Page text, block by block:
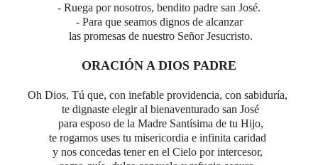
- Ruega por nosotros, bendito padre san José.
- Para que seamos dignos de alcanzar
las promesas de nuestro Señor Jesucristo.
ORACIÓN A DIOS PADRE
Oh Dios, Tú que, con inefable providencia, con sabiduría,
te dignaste elegir al bienaventurado san José
para esposo de la Madre Santísima de tu Hijo,
te rogamos uses tu misericordia e infinita caridad
y nos concedas tener en el Cielo por intercesor,